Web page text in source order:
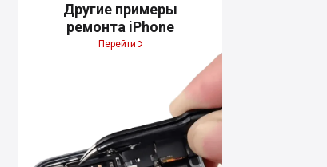
Другие примеры
ремонта iPhone
Перейти